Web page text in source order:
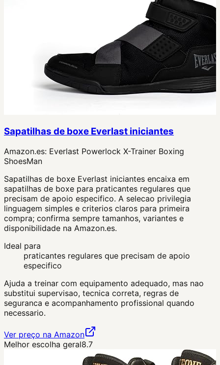
Sapatilhas de boxe Everlast iniciantes
Amazon.es: Everlast Powerlock X-Trainer Boxing
ShoesMan
Sapatilhas de boxe Everlast iniciantes encaixa em
sapatilhas de boxe para praticantes regulares que
precisam de apoio especifico. A selecao privilegia
linguagem simples e criterios claros para primeira
compra; confirma sempre tamanhos, variantes e
disponibilidade na Amazon.es.
Ideal para
praticantes regulares que precisam de apoio
especifico
Ajuda a treinar com equipamento adequado, mas nao
substitui supervisao, tecnica correta, regras de
seguranca e acompanhamento profissional quando
necessario.
Ver preço na Amazon
Melhor escolha geral8.7